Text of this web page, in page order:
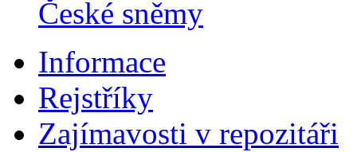
České sněmy
Informace
Rejstříky
Zajímavosti v repozitáři